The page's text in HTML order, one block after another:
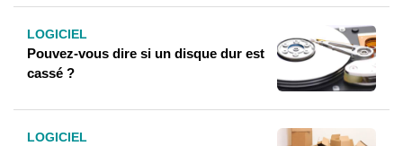
LOGICIEL
Pouvez-vous dire si un disque dur est
cassé ?
LOGICIEL